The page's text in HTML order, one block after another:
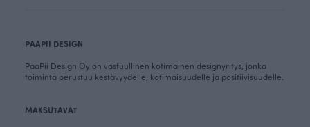
PAAPII DESIGN
PaaPii Design Oy on vastuullinen kotimainen designyritys, jonka
toiminta perustuu kestävyydelle, kotimaisuudelle ja positiivisuudelle.
MAKSUTAVAT